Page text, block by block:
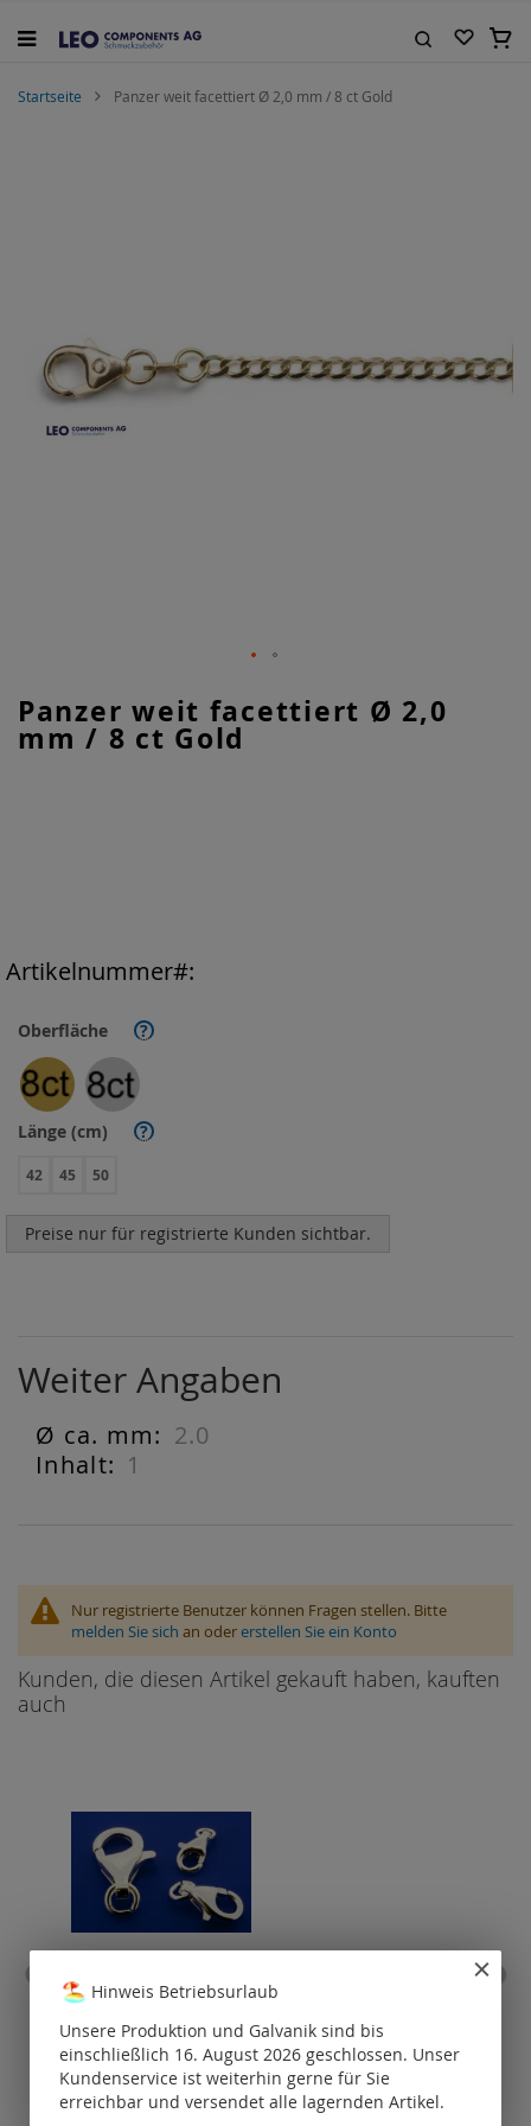
Inhalt
Startseite Panzer weit facettiert Ø 2,0 mm / 8 ct Gold
Panzer weit facettiert Ø 2,0
mm / 8 ct Gold
Oberfläche ?
Länge (cm) ?
42 45 50
Preise nur für registrierte Kunden sichtbar.
Artikelnummer
Anfang
der
Bildgalerie
Weiter Angaben
Weiter
Angaben
2.0
1
Nur registrierte Benutzer können Fragen stellen. Bitte
melden Sie sich an odererstellen Sie ein Konto
Kunden, die diesen Artikel gekauft haben, kauften
auch
Karabiner mit
/ 925 Silber
Preise nur für
registrierte
Kunden
Hinweis Betriebsurlaub
Unsere Produktion und Galvanik sind bis
einschließlich 16. August 2026 geschlossen. Unser
Kundenservice ist weiterhin gerne für Sie
erreichbar und versendet alle lagernden Artikel.